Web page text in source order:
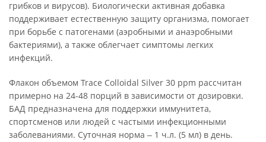
грибков и вирусов). Биологически активная добавка
поддерживает естественную защиту организма, помогает
при борьбе с патогенами (аэробными и анаэробными
бактериями), а также облегчает симптомы легких
инфекций.
Флакон объемом Trace Colloidal Silver 30 ppm рассчитан
примерно на 24-48 порций в зависимости от дозировки.
БАД предназначена для поддержки иммунитета,
спортсменов или людей с частыми инфекционными
заболеваниями. Суточная норма ‒ 1 ч.л. (5 мл) в день.